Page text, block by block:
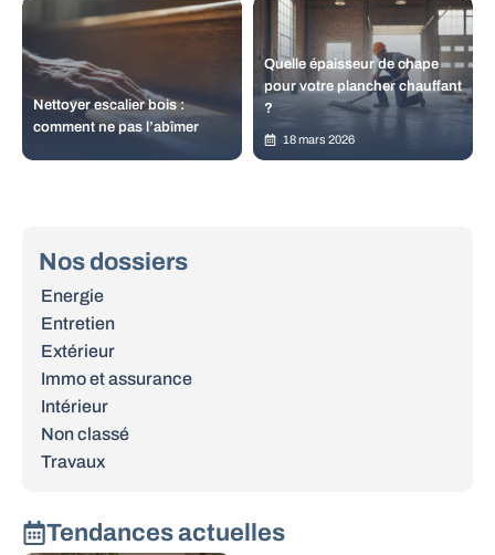
Nettoyer escalier bois :
comment ne pas l’abîmer
Quelle épaisseur de chape
pour votre plancher chauffant
?
18 mars 2026
Nos dossiers
Energie
Entretien
Extérieur
Immo et assurance
Intérieur
Non classé
Travaux
Tendances actuelles